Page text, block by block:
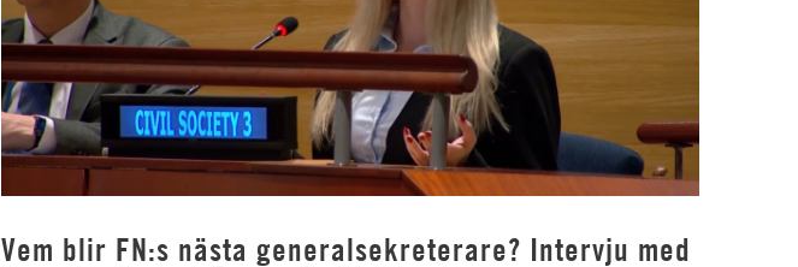
Vem blir FN:s nästa generalsekreterare? Intervju med